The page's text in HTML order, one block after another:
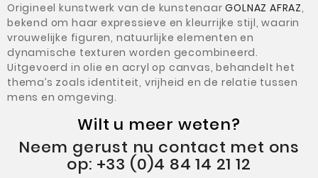
Origineel kunstwerk van de kunstenaarGOLNAZ AFRAZ,
bekend om haar expressieve en kleurrijke stijl, waarin
vrouwelijke figuren, natuurlijke elementen en
dynamische texturen worden gecombineerd.
Uitgevoerd in olie en acryl op canvas, behandelt het
thema’s zoals identiteit, vrijheid en de relatie tussen
mens en omgeving.
Wilt u meer weten?
Neem gerust nu contact met ons
op: +33 (0)4 84 14 21 12